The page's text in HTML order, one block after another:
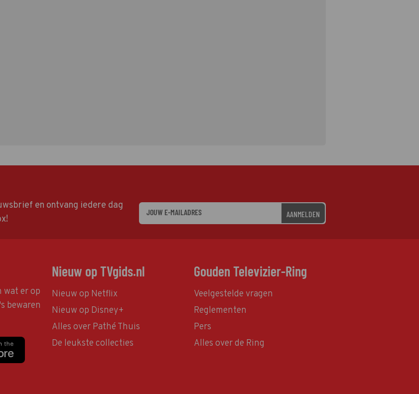
en ontvang iedere dag
AANMELDEN
wat er op
bewaren
Nieuw op TVgids.nl
Nieuw op Netflix
Nieuw op Disney+
Alles over Pathé Thuis
De leukste collecties
Gouden Televizier-Ring
Veelgestelde vragen
Reglementen
Pers
Alles over de Ring